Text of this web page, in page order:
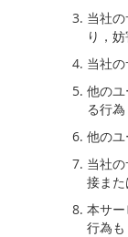
当社
り，
当社
他の
る行為
他の
当社
接ま
本サ
行為